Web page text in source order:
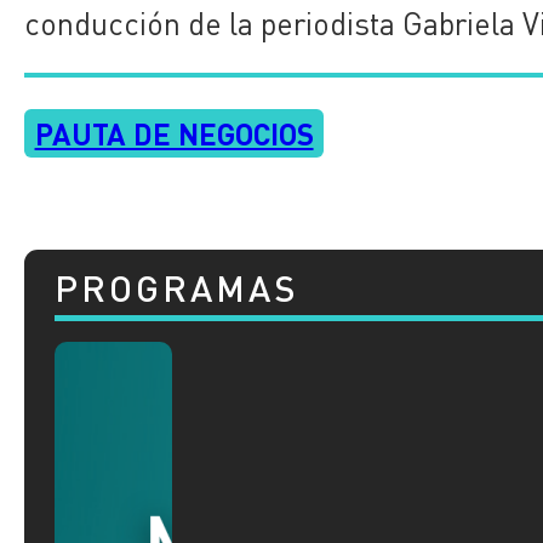
conducción de la periodista Gabriela
PAUTA DE NEGOCIOS
PROGRAMAS